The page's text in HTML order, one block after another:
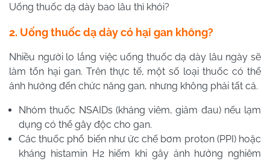
Uống thuốc dạ dày bao lâu thì khỏi?
2. Uống thuốc dạ dày có hại gan không?
Nhiều người lo lắng việc uống thuốc dạ dày lâu ngày sẽ
làm tổn hại gan. Trên thực tế, một số loại thuốc có thể
ảnh hưởng đến chức năng gan, nhưng không phải tất cả.
Nhóm thuốc NSAIDs (kháng viêm, giảm đau) nếu lạm
dụng có thể gây độc cho gan.
Các thuốc phổ biến như ức chế bơm proton (PPI) hoặc
kháng histamin H2 hiếm khi gây ảnh hưởng nghiêm